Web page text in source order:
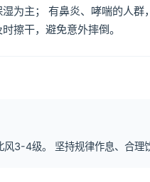
为主； 有鼻炎、哮喘的人
擦干，避免意外摔倒。
3-4级。 坚持规律作息、合理